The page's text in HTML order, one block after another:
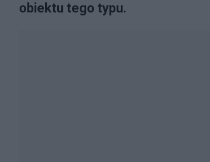
obiektu tego typu.